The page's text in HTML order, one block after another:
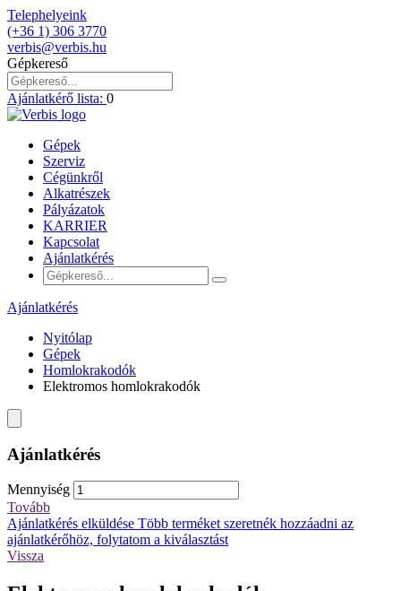
Telephelyeink
(+36 1) 306 3770
verbis@verbis.hu
Gépkereső
Ajánlatkérő lista: 0
Gépek
Szerviz
Cégünkről
Alkatrészek
Pályázatok
KARRIER
Kapcsolat
Ajánlatkérés
Ajánlatkérés
Nyitólap
Gépek
Homlokrakodók
Elektromos homlokrakodók
Ajánlatkérés
Mennyiség
Tovább
Ajánlatkérés elküldése Több terméket szeretnék hozzáadni az
ajánlatkérőhöz, folytatom a kiválasztást
Vissza